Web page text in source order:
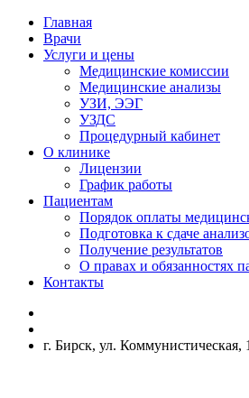
Главная
Врачи
Услуги и цены
Медицинские комиссии
Медицинские анализы
УЗИ, ЭЭГ
УЗДС
Процедурный кабинет
О клинике
Лицензии
График работы
Пациентам
Порядок оплаты
Подготовка к сдаче
Получение результатов
О правах и обязанностях
Контакты
г. Бирск, ул. Коммунистическая,